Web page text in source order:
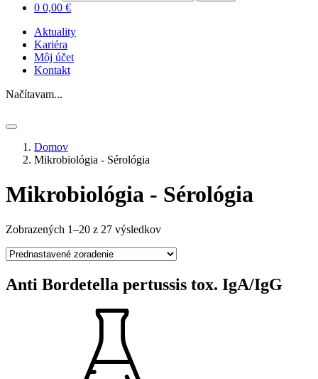
0 0,00 €
Aktuality
Kariéra
Môj účet
Kontakt
Načítavam...
Domov
Mikrobiológia - Sérológia
Mikrobiológia - Sérológia
Zobrazených 1–20 z 27 výsledkov
Anti Bordetella pertussis tox. IgA/IgG